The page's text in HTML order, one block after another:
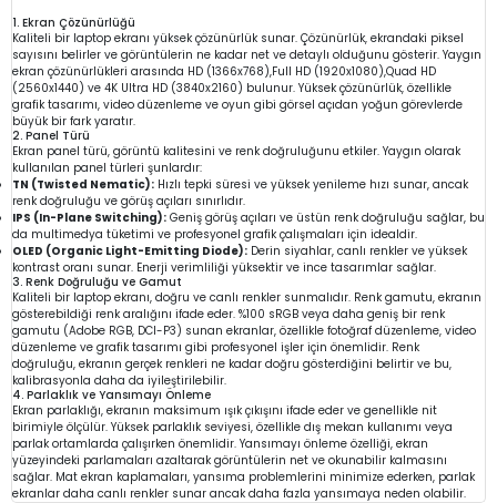
1. Ekran Çözünürlüğü
Kaliteli bir laptop ekranı yüksek çözünürlük sunar. Çözünürlük, ekrandaki piksel
sayısını belirler ve görüntülerin ne kadar net ve detaylı olduğunu gösterir. Yaygın
ekran çözünürlükleri arasında HD (1366x768),Full HD (1920x1080),Quad HD
(2560x1440) ve 4K Ultra HD (3840x2160) bulunur. Yüksek çözünürlük, özellikle
grafik tasarımı, video düzenleme ve oyun gibi görsel açıdan yoğun görevlerde
büyük bir fark yaratır.
2. Panel Türü
Ekran panel türü, görüntü kalitesini ve renk doğruluğunu etkiler. Yaygın olarak
kullanılan panel türleri şunlardır:
TN (Twisted Nematic): Hızlı tepki süresi ve yüksek yenileme hızı sunar, ancak
renk doğruluğu ve görüş açıları sınırlıdır.
IPS (In-Plane Switching): Geniş görüş açıları ve üstün renk doğruluğu sağlar, bu
da multimedya tüketimi ve profesyonel grafik çalışmaları için idealdir.
OLED (Organic Light-Emitting Diode): Derin siyahlar, canlı renkler ve yüksek
kontrast oranı sunar. Enerji verimliliği yüksektir ve ince tasarımlar sağlar.
3. Renk Doğruluğu ve Gamut
Kaliteli bir laptop ekranı, doğru ve canlı renkler sunmalıdır. Renk gamutu, ekranın
gösterebildiği renk aralığını ifade eder. %100 sRGB veya daha geniş bir renk
gamutu (Adobe RGB, DCI-P3) sunan ekranlar, özellikle fotoğraf düzenleme, video
düzenleme ve grafik tasarımı gibi profesyonel işler için önemlidir. Renk
doğruluğu, ekranın gerçek renkleri ne kadar doğru gösterdiğini belirtir ve bu,
kalibrasyonla daha da iyileştirilebilir.
4. Parlaklık ve Yansımayı Önleme
Ekran parlaklığı, ekranın maksimum ışık çıkışını ifade eder ve genellikle nit
birimiyle ölçülür. Yüksek parlaklık seviyesi, özellikle dış mekan kullanımı veya
parlak ortamlarda çalışırken önemlidir. Yansımayı önleme özelliği, ekran
yüzeyindeki parlamaları azaltarak görüntülerin net ve okunabilir kalmasını
sağlar. Mat ekran kaplamaları, yansıma problemlerini minimize ederken, parlak
ekranlar daha canlı renkler sunar ancak daha fazla yansımaya neden olabilir.